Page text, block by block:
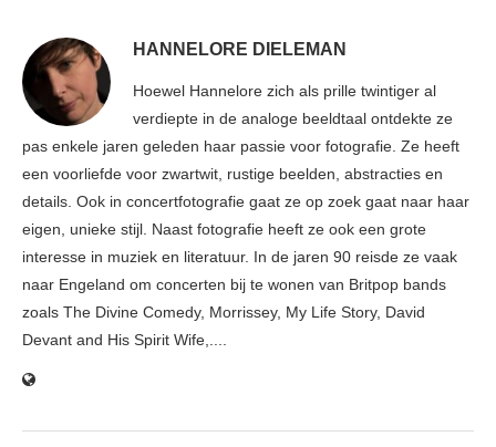
HANNELORE DIELEMAN
Hoewel Hannelore zich als prille twintiger al
verdiepte in de analoge beeldtaal ontdekte ze
pas enkele jaren geleden haar passie voor fotografie. Ze heeft
een voorliefde voor zwartwit, rustige beelden, abstracties en
details. Ook in concertfotografie gaat ze op zoek gaat naar haar
eigen, unieke stijl. Naast fotografie heeft ze ook een grote
interesse in muziek en literatuur. In de jaren 90 reisde ze vaak
naar Engeland om concerten bij te wonen van Britpop bands
zoals The Divine Comedy, Morrissey, My Life Story, David
Devant and His Spirit Wife,....